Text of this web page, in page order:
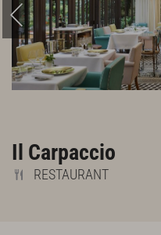
Il Carpaccio
RESTAURANT